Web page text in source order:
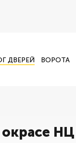
ДВЕРЕЙ ВОРОТА